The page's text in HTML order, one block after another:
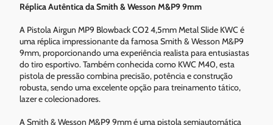
Réplica Autêntica da Smith & Wesson M&P9 9mm
A Pistola Airgun MP9 Blowback CO2 4,5mm Metal Slide KWC é
uma réplica impressionante da famosa Smith & Wesson M&P9
9mm, proporcionando uma experiência realista para entusiastas
do tiro esportivo. Também conhecida como KWC M40, esta
pistola de pressão combina precisão, potência e construção
robusta, sendo uma excelente opção para treinamento tático,
lazer e colecionadores.
A Smith & Wesson M&P9 9mm é uma pistola semiautomática